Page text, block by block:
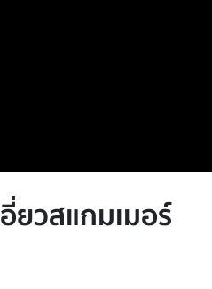
อี่ยวสแกมเมอร์